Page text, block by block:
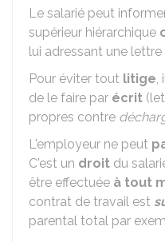
Le salarié peut
supérieur hiérarchique
lui adressant une
Pour éviter tout litige,
de le faire par écrit
propres contre
L'employeur ne peut
C'est un droit du
être effectuée à tout
contrat de travail est
parental total par